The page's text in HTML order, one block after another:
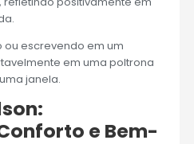
escrevendo em um
em uma poltrona
janela.
e Bem-